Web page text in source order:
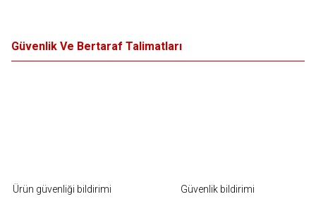
Güvenlik Ve Bertaraf Talimatları
Ürün güvenliği bildirimi Güvenlik bildirimi